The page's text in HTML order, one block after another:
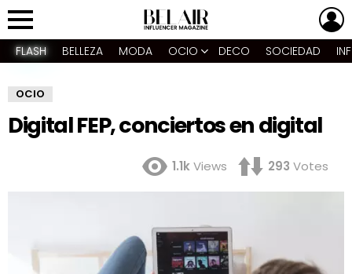
Menu
FLASH BELLEZA MODA OCIO DECO SOCIEDAD
OCIO
Digital FEP, conciertos en digital
1.1kViews 293 Votes